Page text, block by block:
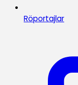
Röportajlar